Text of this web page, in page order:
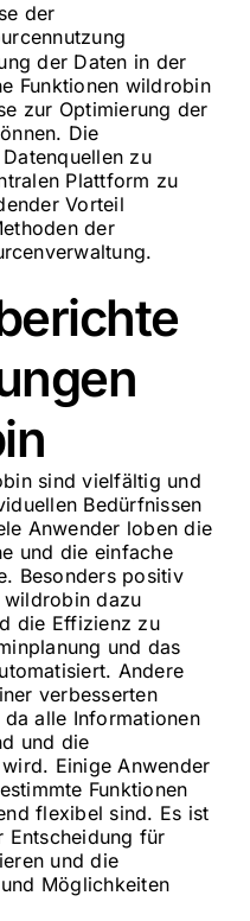
der
der Daten in der
Funktionen wildrobin
zur Optimierung der
Die
zu
Plattform zu
Vorteil
der
sind vielfältig und
Bedürfnissen
Anwender loben die
und die einfache
Besonders positiv
dazu
die Effizienz zu
und das
Andere
verbesserten
da alle Informationen
und die
Einige Anwender
Funktionen
flexibel sind. Es ist
für
und die
Möglichkeiten